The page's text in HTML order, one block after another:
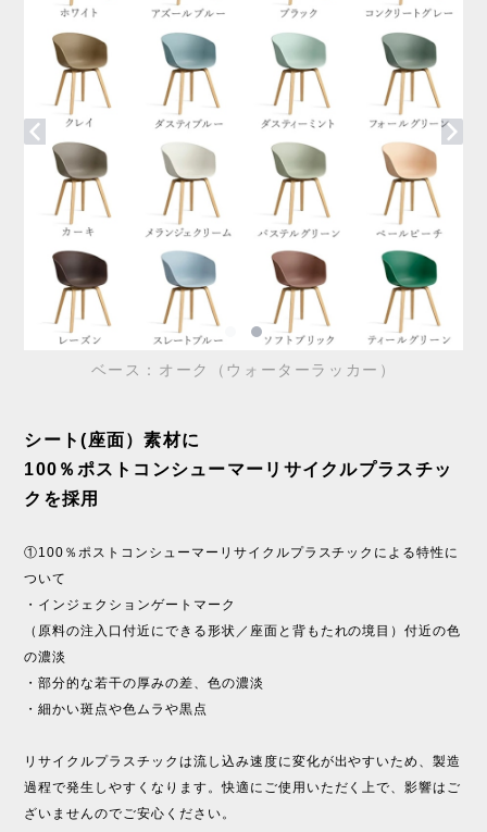
ベース：オーク（ウォーターラッカー）
シート(座面）素材に
100％ポストコンシューマーリサイクルプラスチッ
クを採用
①100％ポストコンシューマーリサイクルプラスチックによる特性に
ついて
・インジェクションゲートマーク
（原料の注入口付近にできる形状／座面と背もたれの境目）付近の色
の濃淡
・部分的な若干の厚みの差、色の濃淡
・細かい斑点や色ムラや黒点
リサイクルプラスチックは流し込み速度に変化が出やすいため、製造
過程で発生しやすくなります。快適にご使用いただく上で、影響はご
ざいませんのでご安心ください。